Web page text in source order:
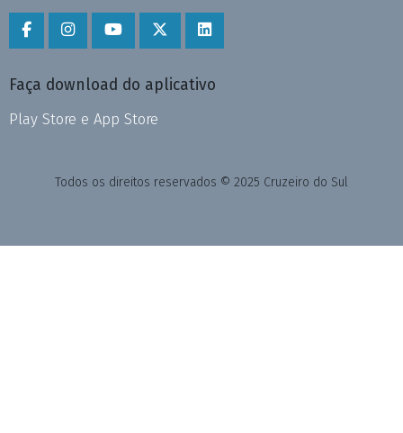
Faça download do aplicativo
Play Store e App Store
Todos os direitos reservados © 2025 Cruzeiro do Sul